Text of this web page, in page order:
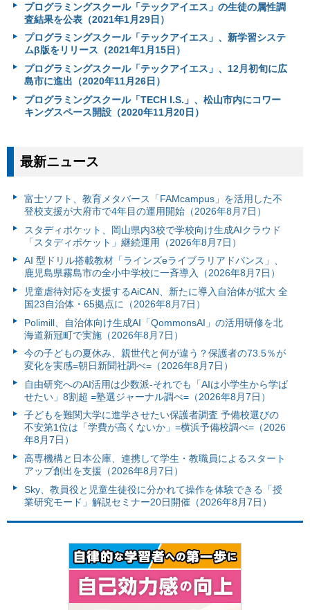
プログラミングスクール「テックアイエス」の生徒の属性調
査結果を公表（2021年1月29日）
プログラミングスクール「テックアイエス」、新学習システ
ムβ版をリリース（2021年1月15日）
プログラミングスクール「テックアイエス」、12月初旬に広
島市に進出（2020年11月26日）
プログラミングスクール「TECH I.S.」、松山市内にコワー
キングスペース開設（2020年11月20日）
最新ニュース
富⼠ソフト、教育メタバース「FAMcampus」を活用した不
登校支援が大府市で4年目の運用開始（2026年8月7日）
スタディポケット、岡山県内3校で学校向け生成AIクラウド
「スタディポケット」継続運用（2026年8月7日）
AI 型ドリル搭載教材「ラインズeライブラリアドバンス」、
鹿児島県霧島市の全小中学校に一斉導入（2026年8月7日）
児童虐待対応を支援するAiCAN、新たに導入自治体が拡大 全
国23自治体・65拠点に（2026年8月7日）
Polimill、自治体向け生成AI「QommonsAI」の活用研修を北
海道新冠町で実施（2026年8月7日）
今の子どもの夏休み、親世代と何が違う？保護者の73.5％が
変化を実感=朝日新聞社調べ=（2026年8月7日）
自由研究へのAI活用は少数派-それでも「AIは小学生から学ば
せたい」8割超 =塾選ジャーナル調べ=（2026年8月7日）
子どもを難関大学に進学させたい保護者調査 予備校選びの
不安第1位は「学費が高くないか」=横浜予備校調べ=（2026
年8月7日）
高専機構と日本公庫、連携して学生・教職員によるスタート
アップ創出を支援（2026年8月7日）
Sky、教員役と児童生徒役に分かれて操作を体験できる「授
業研究モード」解説セミナー20日開催（2026年8月7日）